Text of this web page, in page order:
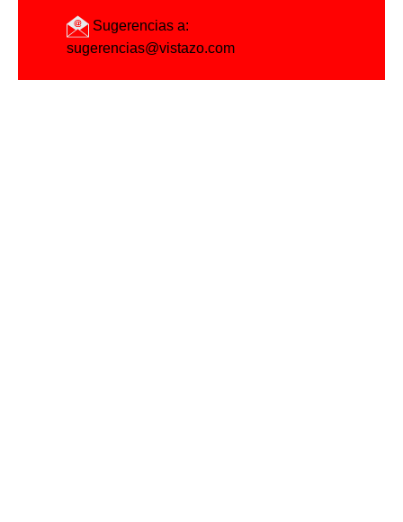
Sugerencias a:
sugerencias@vistazo.com